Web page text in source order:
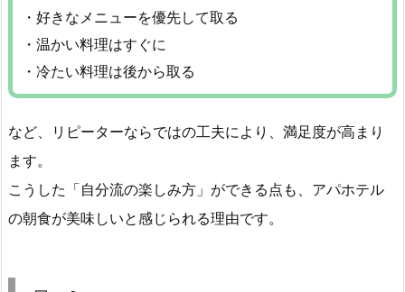
・好きなメニューを優先して取る
・温かい料理はすぐに
・冷たい料理は後から取る
など、リピーターならではの工夫により、満足度が高まり
ます。
こうした「自分流の楽しみ方」ができる点も、アパホテル
の朝食が美味しいと感じられる理由です。